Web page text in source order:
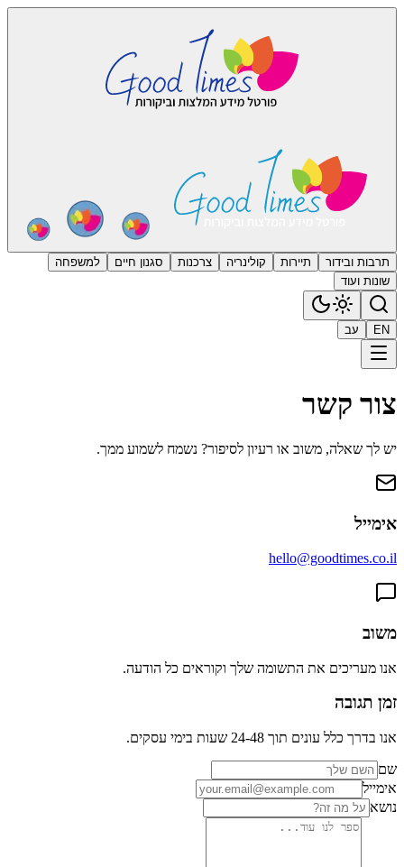
תרבות ובידור תיירות קולינריה צרכנות סגנון חיים
למשפחה
שונות ועוד
EN עב
צור קשר
יש לך שאלה, משוב או רעיון לסיפור? נשמח לשמוע ממך.
אימייל
hello@goodtimes.co.il
משוב
אנו מעריכים את התשומה שלך וקוראים כל הודעה.
זמן תגובה
אנו בדרך כלל עונים תוך 24-48 שעות בימי עסקים.
שם
אימייל
נושא